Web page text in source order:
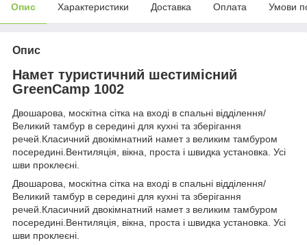
Опис Характеристики Доставка Оплата Умови
Опис
Намет туристичний шестимісний
GreenCamp 1002
Двошарова, москітна сітка на вході в спальні відділення/
Великий тамбур в середині для кухні та зберігання
речей.Класичний двокімнатний намет з великим тамбуром
посередині.Вентиляція, вікна, проста і швидка установка. Усі
шви проклеєні.
Двошарова, москітна сітка на вході в спальні відділення/
Великий тамбур в середині для кухні та зберігання
речей.Класичний двокімнатний намет з великим тамбуром
посередині.Вентиляція, вікна, проста і швидка установка. Усі
шви проклеєні.